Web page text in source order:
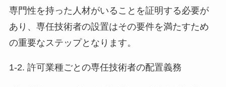
専門性を持った人材がいることを証明する必要が
あり、専任技術者の設置はその要件を満たすため
の重要なステップとなります。
1-2. 許可業種ごとの専任技術者の配置義務